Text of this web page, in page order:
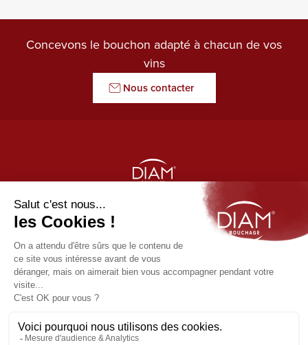
Concevons le bouchon adapté à chacun de vos
vins
Nous contacter
LE GARDIEN DES ARÔMES
Nos produits